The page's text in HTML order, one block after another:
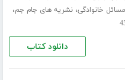
خانوادگی،نشریه های جام جم،
دانلود کتاب